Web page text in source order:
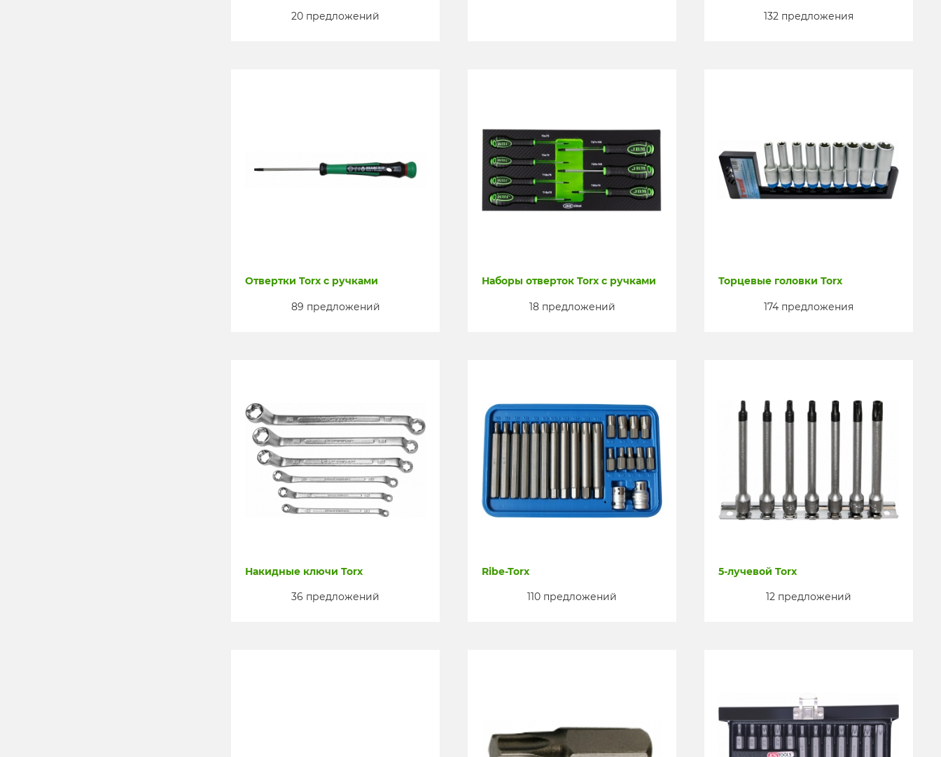
20 предложений 132 предложения
Отвертки Torx с ручками
89 предложений
Наборы отверток Torx с ручками
18 предложений
Торцевые головки Torx
174 предложения
Накидные ключи Torx
36 предложений
Ribe-Torx
110 предложений
5-лучевой Torx
12 предложений